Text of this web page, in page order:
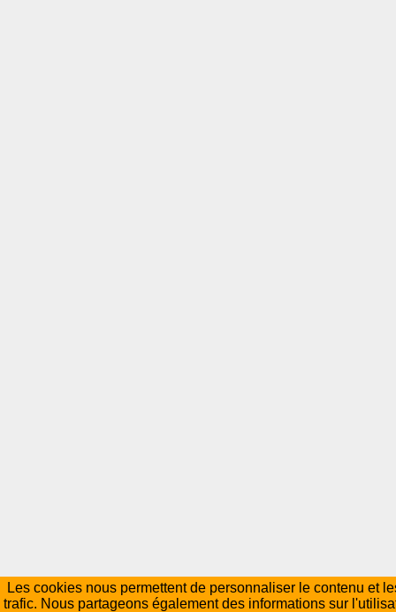
Les cookies nous permettent de personnaliser le contenu et
trafic. Nous partageons également des informations sur